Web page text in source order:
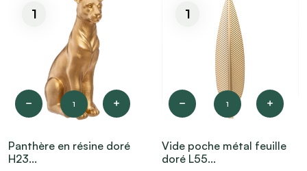
1
1
Panthère en résine doré
H23...
1
1
Vide poche métal feuille
doré L55...